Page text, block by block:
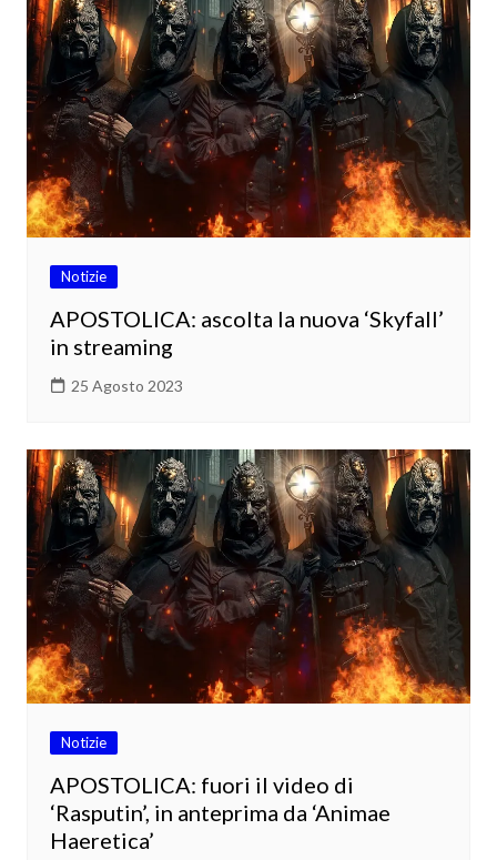
Notizie
APOSTOLICA: ascolta la nuova ‘Skyfall’
in streaming
25 Agosto 2023
Notizie
APOSTOLICA: fuori il video di
‘Rasputin’, in anteprima da ‘Animae
Haeretica’